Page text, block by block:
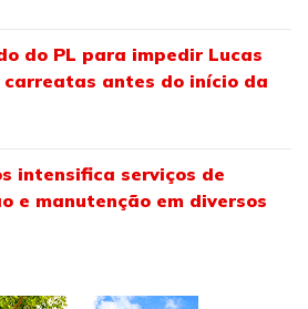
do PL para impedir Lucas
antes do início da
intensifica serviços de
e manutenção em diversos